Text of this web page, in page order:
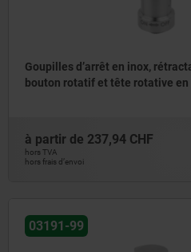
Goupilles d’arrêt en inox,
bouton rotatif et tête rotative en
à partir de 237,94 CHF
hors TVA
hors frais d’envoi
03191-99